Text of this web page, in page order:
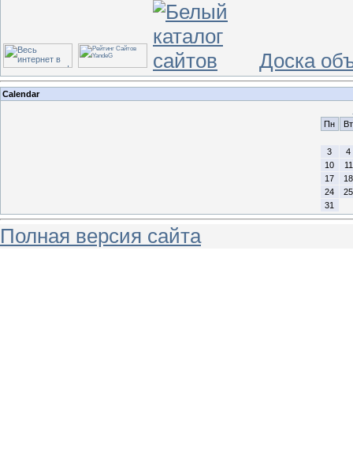
Доска
Calendar
Пн
Вт
3
4
10
11
17
18
24
25
31
Полная версия сайта